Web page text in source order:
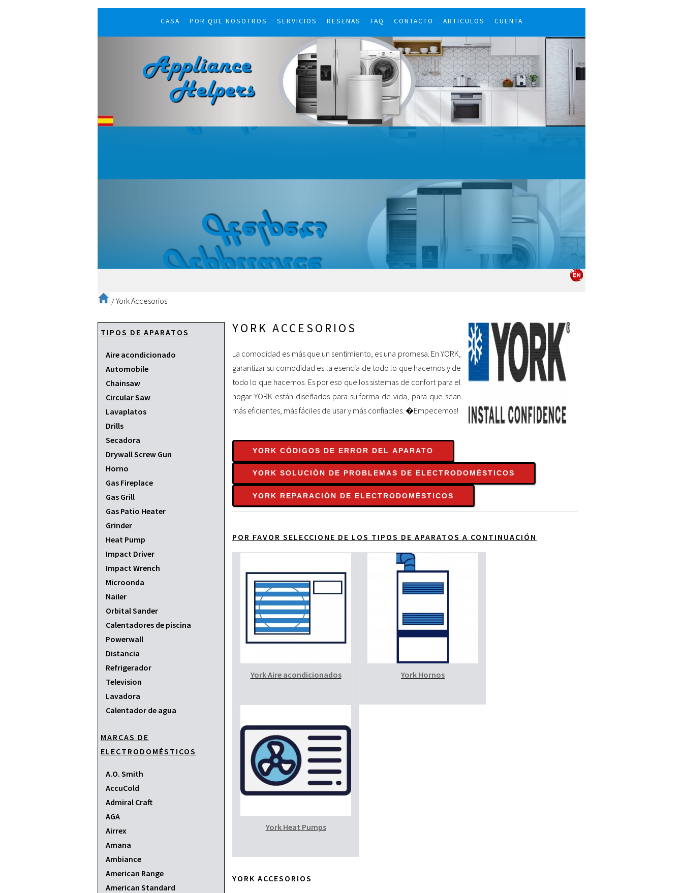
CASA POR QUE NOSOTROS SERVICIOS RESENAS FAQ CONTACTO ARTICULOS CUENTA
/York Accesorios
TIPOS DE APARATOS
Aire acondicionado
Automobile
Chainsaw
Circular Saw
Lavaplatos
Drills
Secadora
Drywall Screw Gun
Horno
Gas Fireplace
Gas Grill
Gas Patio Heater
Grinder
Heat Pump
Impact Driver
Impact Wrench
Microonda
Nailer
Orbital Sander
Calentadores de piscina
Powerwall
Distancia
Refrigerador
Television
Lavadora
Calentador de agua
MARCAS DE
ELECTRODOMÉSTICOS
A.O. Smith
AccuCold
Admiral Craft
AGA
Airrex
Amana
Ambiance
American Range
American Standard
YORK ACCESORIOS
La comodidad es más que un sentimiento, es una promesa. En YORK,
garantizar su comodidad es la esencia de todo lo que hacemos y de
todo lo que hacemos. Es por eso que los sistemas de confort para el
hogar YORK están diseñados para su forma de vida, para que sean
más eficientes, más fáciles de usar y más confiables. �Empecemos!
YORK CÓDIGOS DE ERROR DEL APARATO
YORK SOLUCIÓN DE PROBLEMAS DE ELECTRODOMÉSTICOS
YORK REPARACIÓN DE ELECTRODOMÉSTICOS
POR FAVOR SELECCIONE DE LOS TIPOS DE APARATOS A CONTINUACIÓN
York Aire acondicionados York Hornos
York Heat Pumps
YORK ACCESORIOS